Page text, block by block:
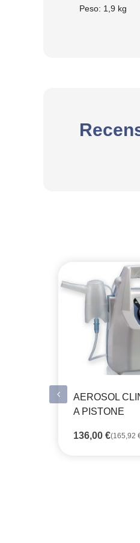
Peso: 1,9 kg
AEROSOL
A PISTONE
136,00 €(165,92